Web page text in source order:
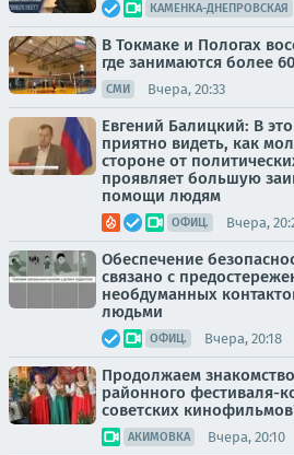
КАМЕНКА-ДНЕПРОВСКАЯ
В Токмаке и Пологах
где занимаются более
СМИ Вчера, 20:33
Евгений Балицкий: В
приятно видеть, как
стороне от
проявляет большую
помощи людям
ОФИЦ. Вчера,
Обеспечение
связано с
необдуманных
людьми
ОФИЦ. Вчера, 20:18
Продолжаем
районного фестиваля-
советских
АКИМОВКА Вчера, 20:10